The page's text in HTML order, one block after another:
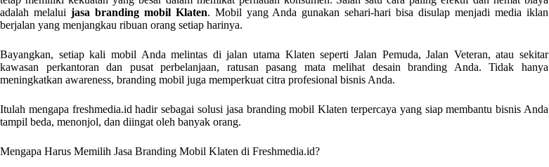
adalah melalui jasa branding mobil Klaten. Mobil yang Anda gunakan sehari-hari bisa disulap menjadi media iklan
berjalan yang menjangkau ribuan orang setiap harinya.
Bayangkan, setiap kali mobil Anda melintas di jalan utama Klaten seperti Jalan Pemuda, Jalan Veteran, atau sekitar
kawasan perkantoran dan pusat perbelanjaan, ratusan pasang mata melihat desain branding Anda. Tidak hanya
meningkatkan awareness, branding mobil juga memperkuat citra profesional bisnis Anda.
Itulah mengapa freshmedia.id hadir sebagai solusi jasa branding mobil Klaten terpercaya yang siap membantu bisnis Anda
tampil beda, menonjol, dan diingat oleh banyak orang.
Mengapa Harus Memilih Jasa Branding Mobil Klaten di Freshmedia.id?